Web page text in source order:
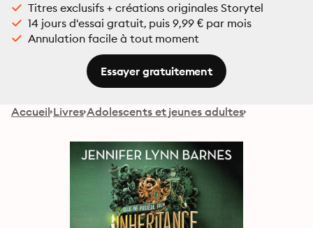
Titres exclusifs + créations originales Storytel
14 jours d'essai gratuit, puis 9,99 € par mois
Annulation facile à tout moment
Essayer gratuitement
Accueil Livres Adolescents et jeunes adultes